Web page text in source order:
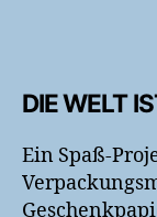
DIE WELT
Ein Spaß-